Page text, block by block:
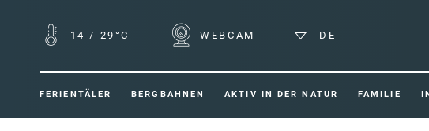
14 / 29°C WEBCAM DE
FERIENTÄLER BERGBAHNEN AKTIV IN DER NATUR FAMILIE